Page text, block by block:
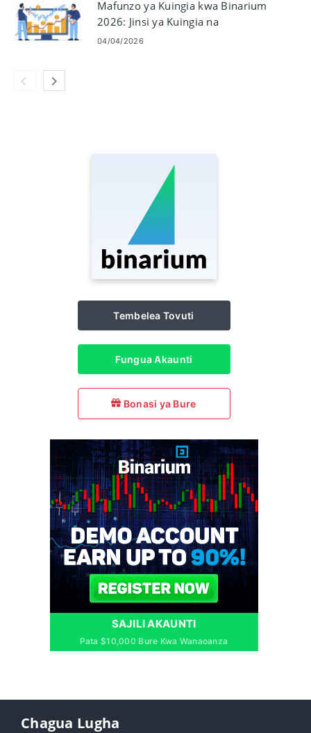
Mafunzo ya Kuingia kwa Binarium
2026: Jinsi ya Kuingia na
Kurekebisha Masuala ya Kuingia
04/04/2026
Tembelea Tovuti
Fungua Akaunti
Bonasi ya Bure
SAJILI AKAUNTI
Pata $10,000 Bure Kwa Wanaoanza
Chagua Lugha